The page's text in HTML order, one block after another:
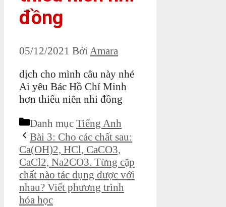
đồng
05/12/2021 BởiAmara
dịch cho mình câu này nhé
Ai yêu Bác Hồ Chí Minh
hơn thiếu niên nhi đồng
Danh mục Tiếng Anh
Bài 3: Cho các chất sau:
Ca(OH)2, HCl, CaCO3,
CaCl2, Na2CO3. Từng cặp
chất nào tác dụng được với
nhau? Viết phương trình
hóa học